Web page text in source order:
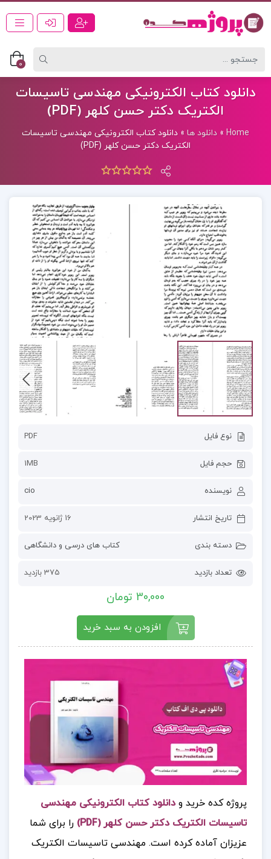
0
دانلود کتاب الکترونیکی مهندسی تاسیسات
الکتریک دکتر حسن کلهر (PDF)
Home
» دانلود ها » دانلود کتاب الکترونیکی مهندسی تاسیسات
الکتریک دکتر حسن کلهر (PDF)
نوع فایل PDF
حجم فایل 1MB
نویسنده cio
تاریخ انتشار 16 ژانویه 2023
دسته بندی کتاب های درسی و دانشگاهی
تعداد بازدید 375 بازدید
30,000 تومان
افزودن به سبد خرید
پروژه کده خرید و دانلود کتاب الکترونیکی مهندسی
تاسیسات الکتریک دکتر حسن کلهر (PDF)
را برای شما
عزیزان آماده کرده است. مهندسی تاسیسات الکتریک